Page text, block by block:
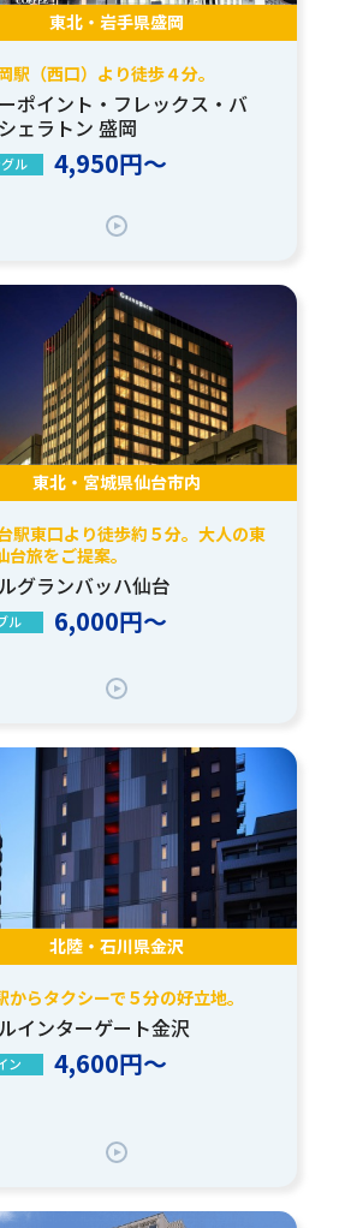
東北・岩手県盛岡
駅（西口）より徒歩４分。
ポイント・フレックス・バ
ェラトン 盛岡
ル 4,950円～
東北・宮城県仙台市内
駅東口より徒歩約５分。大人の東
台旅をご提案。
グランバッハ仙台
ル 6,000円～
北陸・石川県金沢
からタクシーで５分の好立地。
インターゲート金沢
ン 4,600円～